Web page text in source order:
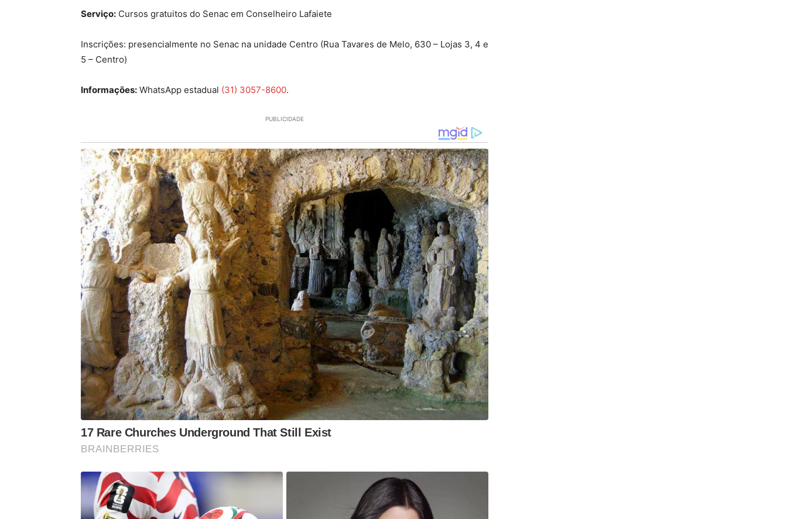
Serviço: Cursos gratuitos do Senac em Conselheiro Lafaiete
Inscrições: presencialmente no Senac na unidade Centro (Rua Tavares de Melo, 630 – Lojas 3, 4 e
5 – Centro)
Informações: WhatsApp estadual (31) 3057-8600.
PUBLICIDADE